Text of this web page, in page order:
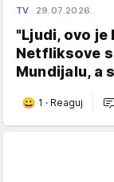
TV 29.07.2026.
"Ljudi, ovo je
Netfliksove
Mundijalu, a
1 · Reaguj